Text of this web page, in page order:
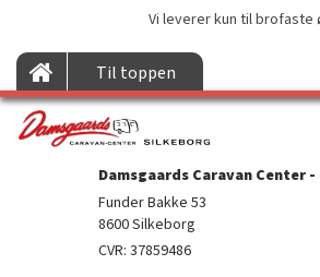
Vi leverer kun til brofaste
Til toppen
Damsgaards Caravan Center
Funder Bakke 53
8600 Silkeborg
CVR: 37859486